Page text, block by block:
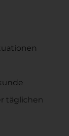
täglichen